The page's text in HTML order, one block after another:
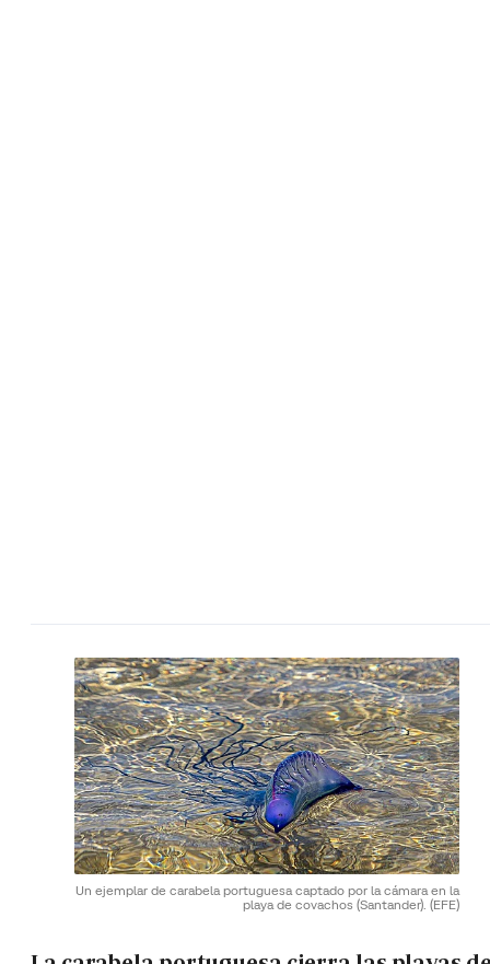
Un ejemplar de carabela portuguesa captado por la cámara en la
playa de covachos (Santander). (EFE)